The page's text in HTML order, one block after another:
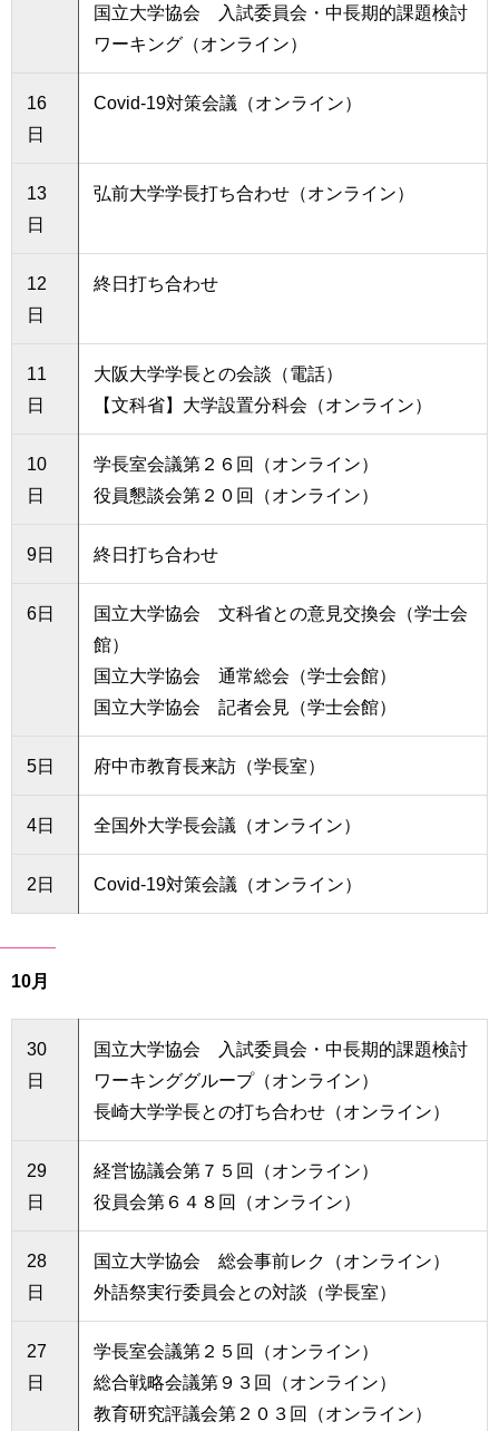
国立大学協会 入試委員会・中長期的課題検討
ワーキング（オンライン）
16
日
Covid-19対策会議（オンライン）
13
日
弘前大学学長打ち合わせ（オンライン）
12
日
終日打ち合わせ
11
日
大阪大学学長との会談（電話）
【文科省】大学設置分科会（オンライン）
10
日
学長室会議第２６回（オンライン）
役員懇談会第２０回（オンライン）
9日 終日打ち合わせ
6日
国立大学協会 文科省との意見交換会（学士会
館）
国立大学協会 通常総会（学士会館）
国立大学協会 記者会見（学士会館）
5日 府中市教育長来訪（学長室）
4日 全国外大学長会議（オンライン）
2日 Covid-19対策会議（オンライン）
10月
30
日
国立大学協会 入試委員会・中長期的課題検討
ワーキンググループ（オンライン）
長崎大学学長との打ち合わせ（オンライン）
29
日
経営協議会第７５回（オンライン）
役員会第６４８回（オンライン）
28
日
国立大学協会 総会事前レク（オンライン）
外語祭実行委員会との対談（学長室）
27
日
学長室会議第２５回（オンライン）
総合戦略会議第９３回（オンライン）
教育研究評議会第２０３回（オンライン）